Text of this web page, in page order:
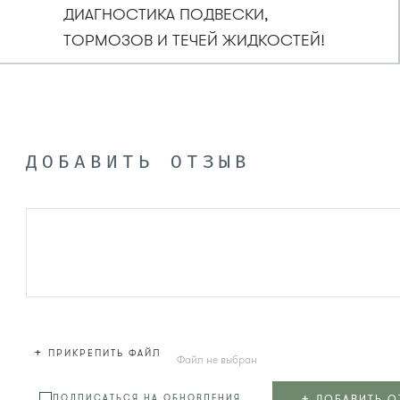
ДИАГНОСТИКА ПОДВЕСКИ,
ТОРМОЗОВ И ТЕЧЕЙ ЖИДКОСТЕЙ!
ДОБАВИТЬ ОТЗЫВ
+ ПРИКРЕПИТЬ ФАЙЛ Файл не выбран